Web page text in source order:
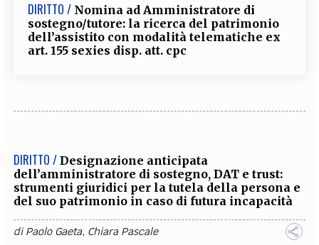
DIRITTO / Nomina ad Amministratore di
sostegno/tutore: la ricerca del patrimonio
dell’assistito con modalità telematiche ex
art. 155 sexies disp. att. cpc
DIRITTO / Designazione anticipata
dell’amministratore di sostegno, DAT e trust:
strumenti giuridici per la tutela della persona e
del suo patrimonio in caso di futura incapacità
diPaolo Gaeta, Chiara Pascale